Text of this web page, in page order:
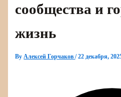
сообщества и
жизнь
ByАлексей Горчаков/22 декабря,